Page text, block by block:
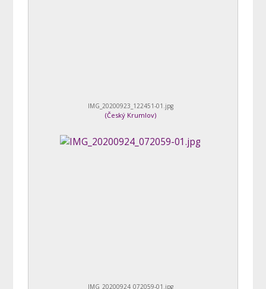
IMG_20200923_122451-01.jpg
(Český Krumlov)
IMG_20200924_072059-01.jpg